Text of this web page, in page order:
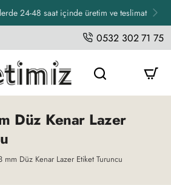
24-48 saat içinde üretim ve teslimat
0532 302 71 75
Düz Kenar Lazer
Düz Kenar Lazer Etiket Turuncu